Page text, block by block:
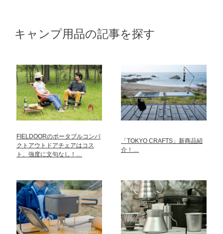
キャンプ用品の記事を探す
FIELDOORのポータブルコンパ
クトアウトドアチェアはコス
ト、強度に文句なし！…
「TOKYO CRAFTS」新商品紹
介！…